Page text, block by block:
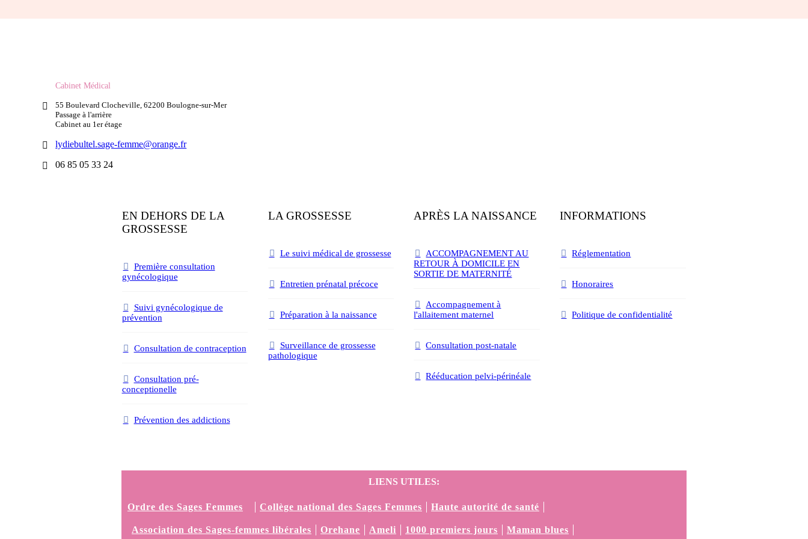
Cabinet Médical
55 Boulevard Clocheville, 62200 Boulogne-sur-Mer
Passage à l'arrière
Cabinet au 1er étage
lydiebultel.sage-femme@orange.fr
06 85 05 33 24
EN DEHORS DE LA
GROSSESSE
Première consultation
gynécologique
Suivi gynécologique de
prévention
Consultation de contraception
Consultation pré-
conceptionelle
Prévention des addictions
LA GROSSESSE
Le suivi médical de grossesse
Entretien prénatal précoce
Préparation à la naissance
Surveillance de grossesse
pathologique
APRÈS LA NAISSANCE
ACCOMPAGNEMENT AU
RETOUR À DOMICILE EN
SORTIE DE MATERNITÉ
Accompagnement à
l'allaitement maternel
Consultation post-natale
Rééducation pelvi-périnéale
INFORMATIONS
Réglementation
Honoraires
Politique de confidentialité
LIENS UTILES:
Ordre des Sages Femmes Collège national des Sages Femmes Haute autorité de santé
Association des Sages-femmes libérales Orehane Ameli 1000 premiers jours Maman blues